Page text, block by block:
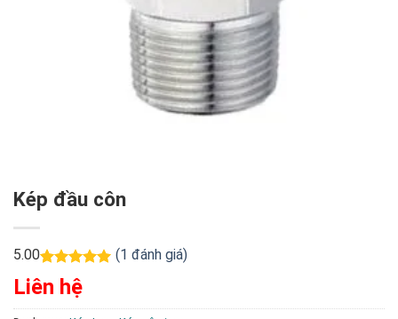
Kép đầu côn
5.00
5.00 trên 5
dựa trên
1
đánh giá
(1 đánh giá)
Liên hệ